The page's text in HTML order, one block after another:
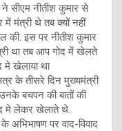
सीएम नीतीश कुमार से
मंत्री थे तब क्यों नहीं
की. इस पर नीतीश कुमार
था तब आप गोद में खेलते
खेलाया था
के तीसरे दिन मुख्यमंत्री
बचपन की बातों की
मे लेकर खेलाते थे.
पर वाद-विवाद